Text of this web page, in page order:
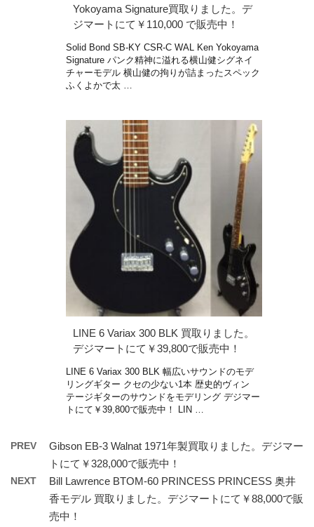
Yokoyama Signature買取りました。デ
ジマートにて￥110,000 で販売中！
Solid Bond SB-KY CSR-C WAL Ken Yokoyama
Signature パンク精神に溢れる横山健シグネイ
チャーモデル 横山健の拘りが詰まったスペック
ふくよかで太 …
LINE 6 Variax 300 BLK 買取りました。
デジマートにて￥39,800で販売中！
LINE 6 Variax 300 BLK 幅広いサウンドのモデ
リングギター クセの少ない1本 歴史的ヴィン
テージギターのサウンドをモデリング デジマー
トにて￥39,800で販売中！ LIN …
PREV
Gibson EB-3 Walnat 1971年製買取りました。デジマー
トにて￥328,000で販売中！
NEXT
Bill Lawrence BTOM-60 PRINCESS PRINCESS 奥井
香モデル 買取りました。デジマートにて￥88,000で販
売中！